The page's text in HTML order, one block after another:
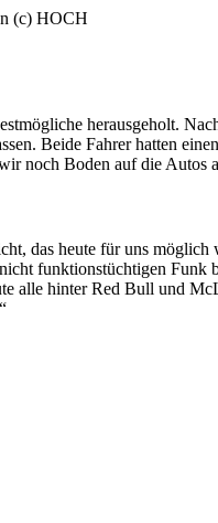
(c) HOCH
herausgeholt.
Beide Fahrer hatten
noch Boden auf die Autos
das heute für uns
funktionstüchtigen
alle hinter Red Bull und